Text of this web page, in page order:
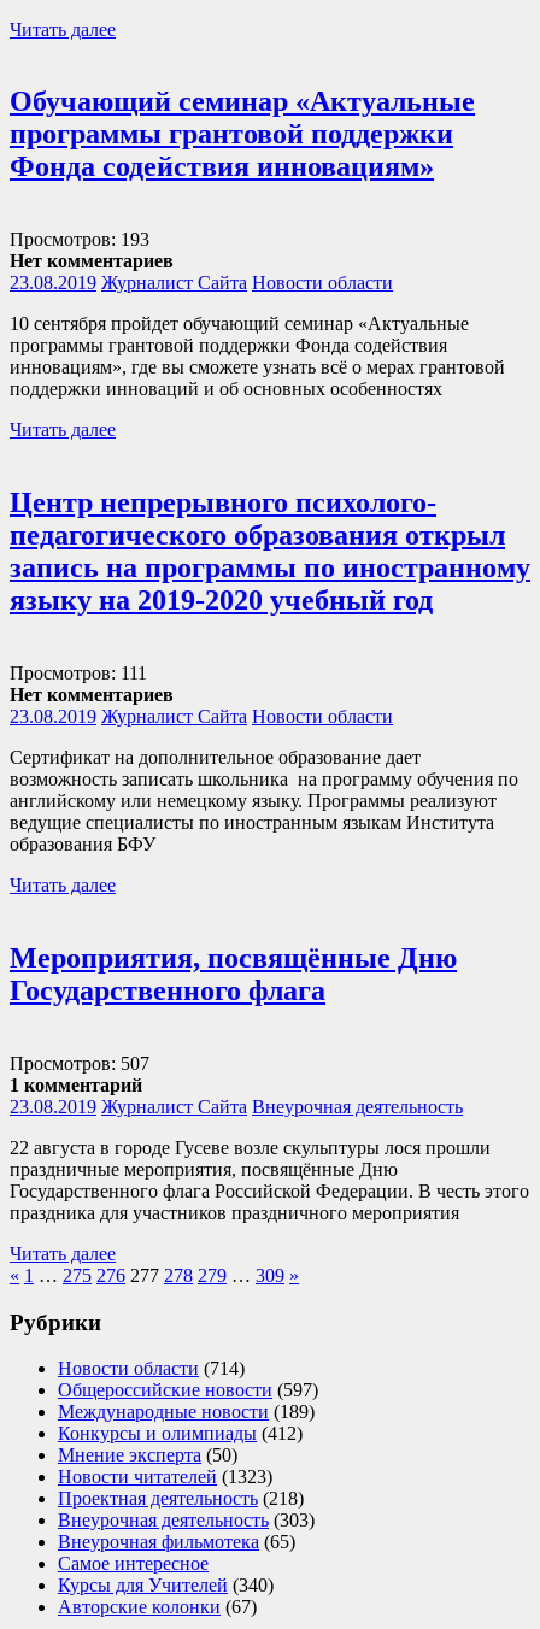
Читать далее
Обучающий семинар «Актуальные
программы грантовой поддержки
Фонда содействия инновациям»
Просмотров: 193
Нет комментариев
23.08.2019 Журналист Сайта Новости области
10 сентября пройдет обучающий семинар «Актуальные
программы грантовой поддержки Фонда содействия
инновациям», где вы сможете узнать всё о мерах грантовой
поддержки инноваций и об основных особенностях
Читать далее
Центр непрерывного психолого-
педагогического образования открыл
запись на программы по иностранному
языку на 2019-2020 учебный год
Просмотров: 111
Нет комментариев
23.08.2019 Журналист Сайта Новости области
Сертификат на дополнительное образование дает
возможность записать школьника на программу обучения по
английскому или немецкому языку. Программы реализуют
ведущие специалисты по иностранным языкам Института
образования БФУ
Читать далее
Мероприятия, посвящённые Дню
Государственного флага
Просмотров: 507
1 комментарий
23.08.2019 Журналист Сайта Внеурочная деятельность
22 августа в городе Гусеве возле скульптуры лося прошли
праздничные мероприятия, посвящённые Дню
Государственного флага Российской Федерации. В честь этого
праздника для участников праздничного мероприятия
Читать далее
Навигация
по
записям
« Previous
1 … 275 276 277 278 279 … 309 Next
»
Рубрики
Новости области (714)
Общероссийские новости (597)
Международные новости (189)
Конкурсы и олимпиады (412)
Мнение эксперта (50)
Новости читателей (1323)
Проектная деятельность (218)
Внеурочная деятельность (303)
Внеурочная фильмотека (65)
Самое интересное
Курсы для Учителей (340)
Авторские колонки (67)